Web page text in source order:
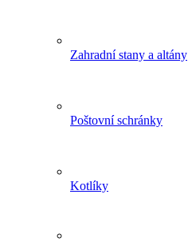
Zahradní stany a altány
Poštovní schránky
Kotlíky